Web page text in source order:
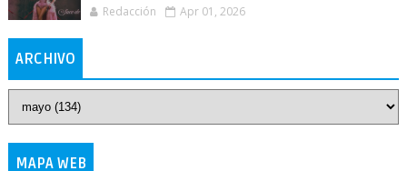
Redacción Apr 01, 2026
ARCHIVO
MAPA WEB